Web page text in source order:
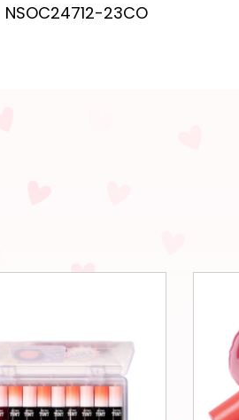
23CO